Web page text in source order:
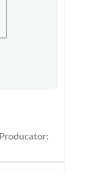
Producator: